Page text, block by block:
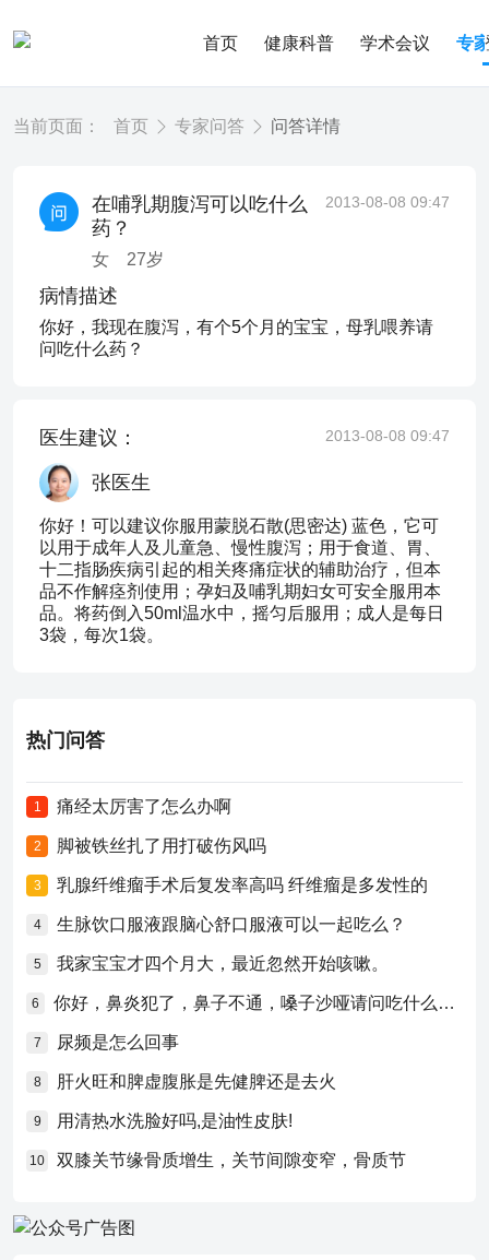
首页 健康科普 学术会议 专
当前页面： 首页 专家问答 问答详情
在哺乳期腹泻可以吃什么
药？
女 27岁
2013-08-08 09:47
病情描述
你好，我现在腹泻，有个5个月的宝宝，母乳喂养请
问吃什么药？
医生建议： 2013-08-08 09:47
张医生
你好！可以建议你服用蒙脱石散(思密达) 蓝色，它可
以用于成年人及儿童急、慢性腹泻；用于食道、胃、
十二指肠疾病引起的相关疼痛症状的辅助治疗，但本
品不作解痉剂使用；孕妇及哺乳期妇女可安全服用本
品。将药倒入50ml温水中，摇匀后服用；成人是每日
3袋，每次1袋。
热门问答
1 痛经太厉害了怎么办啊
2 脚被铁丝扎了用打破伤风吗
3 乳腺纤维瘤手术后复发率高吗 纤维瘤是多发性的
4 生脉饮口服液跟脑心舒口服液可以一起吃么？
5 我家宝宝才四个月大，最近忽然开始咳嗽。
6 你好，鼻炎犯了，鼻子不通，嗓子沙哑请问吃什么药比较好？
7 尿频是怎么回事
8 肝火旺和脾虚腹胀是先健脾还是去火
9 用清热水洗脸好吗,是油性皮肤!
10 双膝关节缘骨质增生，关节间隙变窄，骨质节